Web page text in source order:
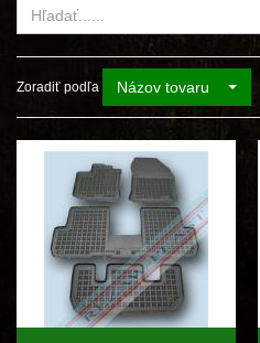
Zoradiť podľa Názov tovaru